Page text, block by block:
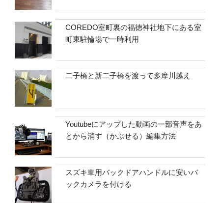
COREDO室町裏の福徳神社地下にある室
町東駐輪場で一時利用
二子橋と新二子橋を渡って多摩川越え
Youtubeにアップした動画の一部音声をあ
とから消す（かぶせる）編集方法
スズキ車用バックドアハンドルに安いバ
ックカメラを付ける